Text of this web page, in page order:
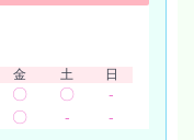
金 土 日
〇 〇
-
〇 - -